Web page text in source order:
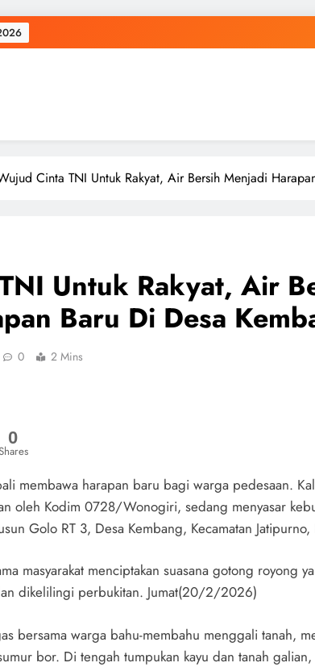
Cinta TNI Untuk Rakyat, Air Bersih Menjadi
Untuk Rakyat, Air
Baru Di Desa
0 2 Mins
0
membawa harapan baru bagi warga pedesaan.
oleh Kodim 0728/Wonogiri, sedang menyasar
Golo RT 3, Desa Kembang, Kecamatan
masyarakat menciptakan suasana gotong royong
dikelilingi perbukitan. Jumat(20/2/2026)
bersama warga bahu-membahu menggali tanah,
bor. Di tengah tumpukan kayu dan tanah